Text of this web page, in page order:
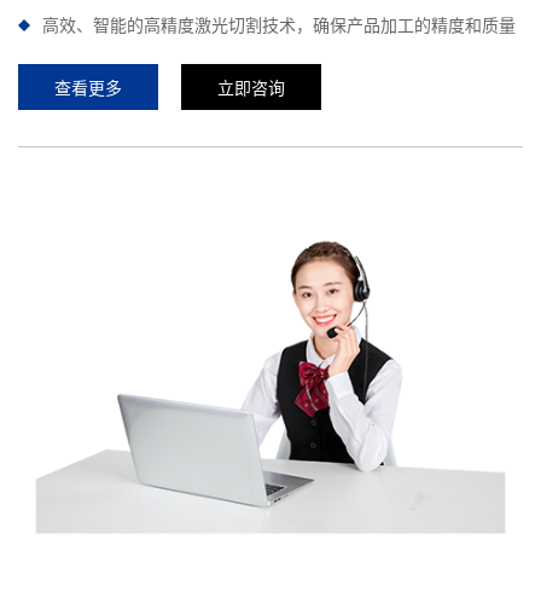
高效、智能的高精度激光切割技术，确保产品加工的精度和质量
查看更多 立即咨询